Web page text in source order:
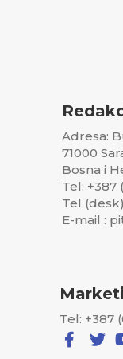
Adresa:
71000
Bosna i
Tel: +387
Tel
E-mail :
Tel: +387